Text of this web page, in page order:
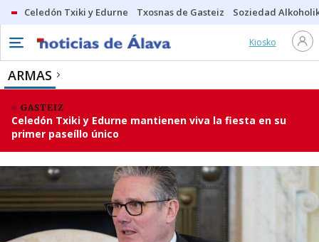
Celedón Txiki y Edurne Txosnas de Gasteiz Soziedad
Kiosko
ARMAS
GASTEIZ
Celedón Txiki y Edurne mantienen viva la fiesta en su
primer paseíllo único